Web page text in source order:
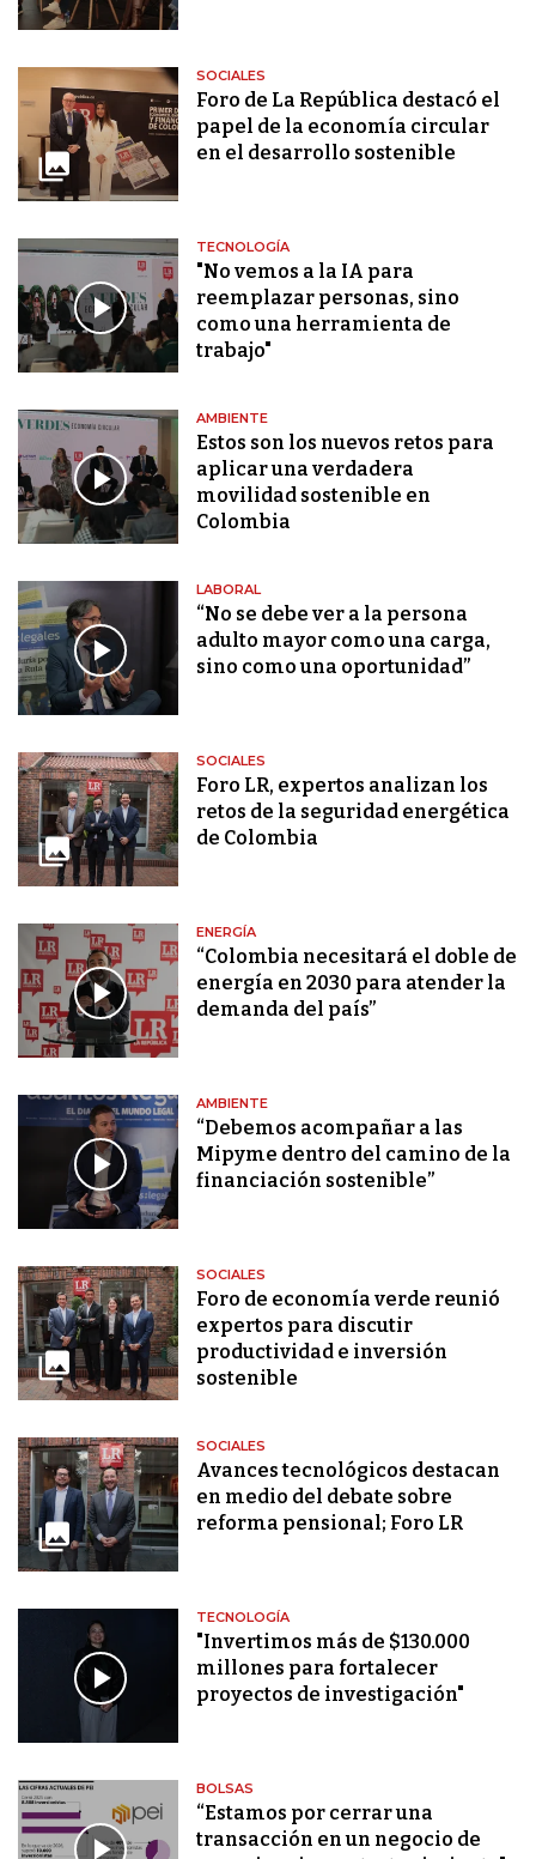
SOCIALES
Foro de La República destacó el
papel de la economía circular
en el desarrollo sostenible
TECNOLOGÍA
"No vemos a la IA para
reemplazar personas, sino
como una herramienta de
trabajo"
AMBIENTE
Estos son los nuevos retos para
aplicar una verdadera
movilidad sostenible en
Colombia
LABORAL
“No se debe ver a la persona
adulto mayor como una carga,
sino como una oportunidad”
SOCIALES
Foro LR, expertos analizan los
retos de la seguridad energética
de Colombia
ENERGÍA
“Colombia necesitará el doble de
energía en 2030 para atender la
demanda del país”
AMBIENTE
“Debemos acompañar a las
Mipyme dentro del camino de la
financiación sostenible”
SOCIALES
Foro de economía verde reunió
expertos para discutir
productividad e inversión
sostenible
SOCIALES
Avances tecnológicos destacan
en medio del debate sobre
reforma pensional; Foro LR
TECNOLOGÍA
"Invertimos más de $130.000
millones para fortalecer
proyectos de investigación"
BOLSAS
“Estamos por cerrar una
transacción en un negocio de